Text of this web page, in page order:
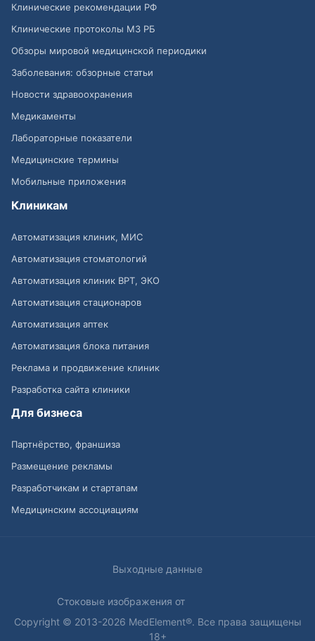
Клинические рекомендации РФ
Клинические протоколы МЗ РБ
Обзоры мировой медицинской периодики
Заболевания: обзорные статьи
Новости здравоохранения
Медикаменты
Лабораторные показатели
Медицинские термины
Мобильные приложения
Клиникам
Автоматизация клиник, МИС
Автоматизация стоматологий
Автоматизация клиник ВРТ, ЭКО
Автоматизация стационаров
Автоматизация аптек
Автоматизация блока питания
Реклама и продвижение клиник
Разработка сайта клиники
Для бизнеса
Партнёрство, франшиза
Размещение рекламы
Разработчикам и стартапам
Медицинским ассоциациям
Выходные данные
Стоковые изображения от
Copyright © 2013-2026 MedElement®. Все права защищены
18+